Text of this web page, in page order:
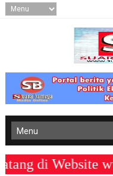
di Website